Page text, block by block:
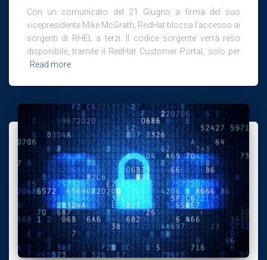
Con un comunicato del 21 Giugno a firma del suo
vicepresidente Mike McGrath, RedHat blocca l’accesso ai
sorgenti di RHEL a terzi. Il codice sorgente verrà reso
disponibile, tramite il RedHat Customer Portal, solo per
Read more